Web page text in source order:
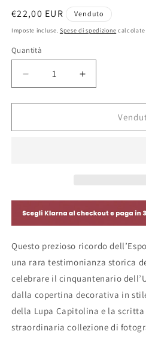
Prezzo
di
€22,00 EUR Venduto
Imposte incluse. Spese di spedizione calcolate
Quantità
Diminuisci
quantità
per
dell&#39;Esposizione
d&#39;epoca
Italia
Aumenta
quantità
per
Ricordo
d&#39;epoca
Italia
1911
Questo prezioso ricordo
una rara testimonianza storica
celebrare il cinquantenario
dalla copertina decorativa in
della Lupa Capitolina e la scritta
straordinaria collezione di